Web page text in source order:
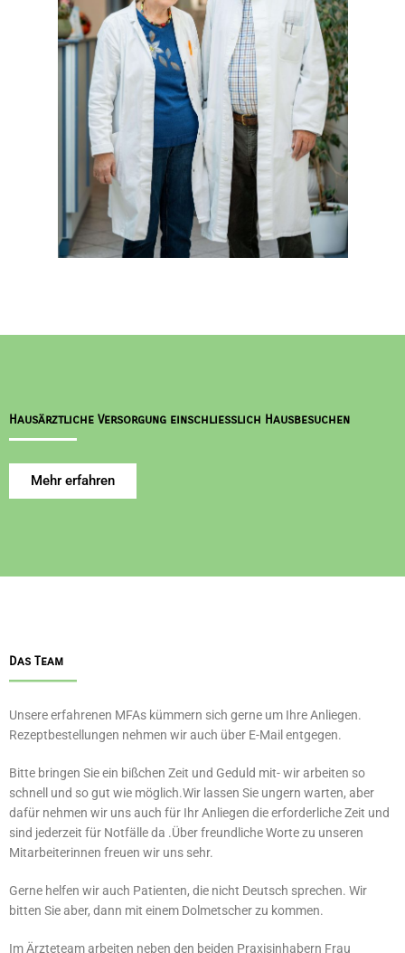
Hausärztliche Versorgung einschließlich Hausbesuchen
Mehr erfahren
Das Team
Unsere erfahrenen MFAs kümmern sich gerne um Ihre Anliegen.
Rezeptbestellungen nehmen wir auch über E-Mail entgegen.
Bitte bringen Sie ein bißchen Zeit und Geduld mit- wir arbeiten so
schnell und so gut wie möglich.Wir lassen Sie ungern warten, aber
dafür nehmen wir uns auch für Ihr Anliegen die erforderliche Zeit und
sind jederzeit für Notfälle da .Über freundliche Worte zu unseren
Mitarbeiterinnen freuen wir uns sehr.
Gerne helfen wir auch Patienten, die nicht Deutsch sprechen. Wir
bitten Sie aber, dann mit einem Dolmetscher zu kommen.
Im Ärzteteam arbeiten neben den beiden Praxisinhabern Frau